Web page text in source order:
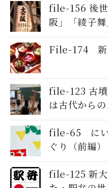
file-156 後世
阪」「綾子舞
File-174 新
file-123 古墳
は古代から
file-65 にい
ぐり（前編）
file-125 新大